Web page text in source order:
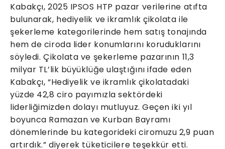
Kabakçı, 2025 IPSOS HTP pazar verilerine atıfta
bulunarak, hediyelik ve ikramlık çikolata ile
şekerleme kategorilerinde hem satış tonajında
hem de ciroda lider konumlarını koruduklarını
söyledi. Çikolata ve şekerleme pazarının 11,3
milyar TL’lik büyüklüğe ulaştığını ifade eden
Kabakçı, “Hediyelik ve ikramlık çikolatadaki
yüzde 42,8 ciro payımızla sektördeki
liderliğimizden dolayı mutluyuz. Geçen iki yıl
boyunca Ramazan ve Kurban Bayramı
dönemlerinde bu kategorideki ciromuzu 2,9 puan
artırdık.” diyerek tüketicilere teşekkür etti.